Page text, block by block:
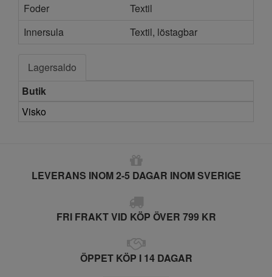
Foder
Textil
Innersula
Textil, löstagbar
Lagersaldo
Butik
Visko
LEVERANS INOM 2-5 DAGAR INOM SVERIGE
FRI FRAKT VID KÖP ÖVER 799 KR
ÖPPET KÖP I 14 DAGAR